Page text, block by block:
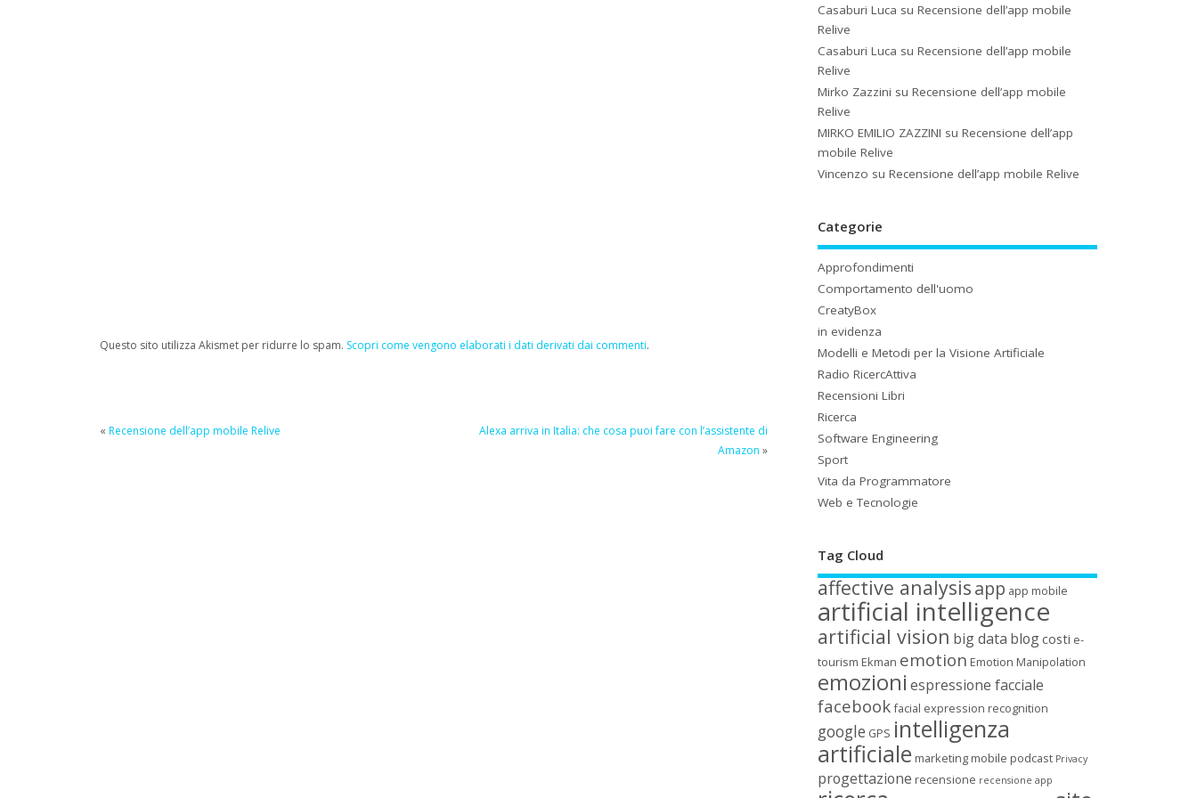
Questo sito utilizza Akismet per ridurre lo spam. Scopri come vengono elaborati i dati derivati dai commenti.
« Recensione dell’app mobile Relive
Alexa arriva in Italia: che cosa puoi fare con l’assistente di
Amazon »
Casaburi Luca suRecensione dell’app mobile
Relive
Casaburi Luca suRecensione dell’app mobile
Relive
Mirko Zazzini suRecensione dell’app mobile
Relive
MIRKO EMILIO ZAZZINI suRecensione dell’app
mobile Relive
Vincenzo suRecensione dell’app mobile Relive
Categorie
Approfondimenti
Comportamento dell'uomo
CreatyBox
in evidenza
Modelli e Metodi per la Visione Artificiale
Radio RicercAttiva
Recensioni Libri
Ricerca
Software Engineering
Sport
Vita da Programmatore
Web e Tecnologie
Tag Cloud
affective analysisapp app mobile
artificial intelligence
artificial vision big data blogcosti e-
tourism Ekman emotion Emotion Manipolation
emozioni espressione facciale
facebookfacial expression recognition
google GPS intelligenza
artificiale marketing mobile podcast Privacy
progettazione recensione recensione app